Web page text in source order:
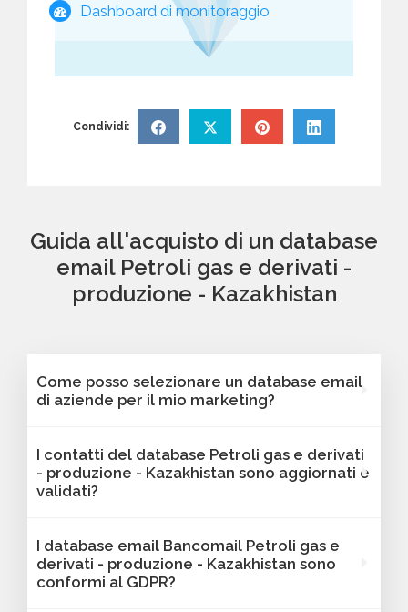
Dashboard di monitoraggio
Condividi:
Guida all'acquisto di un database
email Petroli gas e derivati -
produzione - Kazakhistan
Come posso selezionare un database email
di aziende per il mio marketing?
nostra piattaforma Bancomail. Troverai
contatti B2B verificati di aziende attive Petroli
sono filtrabili per area geografica, settore,
dimensione aziendale e altri criteri utili per il
I contatti del database Petroli gas e derivati
- produzione - Kazakhistan sono aggiornati e
validati?
includano email attive e aggiornate. I nostri
database vengono sottoposti a verifiche
I database email Bancomail Petroli gas e
derivati - produzione - Kazakhistan sono
conformi al GDPR?